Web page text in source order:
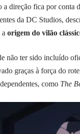
a direção fica por conta
da DC Studios,
origem do vilão
não ter sido incluído
graças à força do
como The